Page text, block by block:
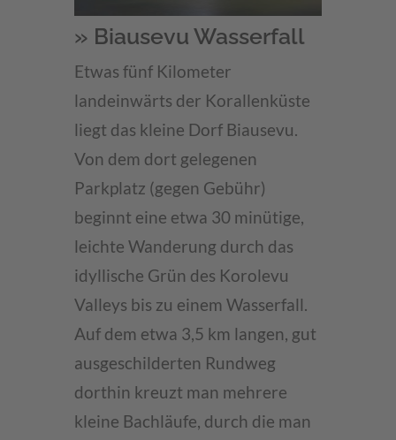
» Biausevu Wasserfall
Etwas fünf Kilometer
landeinwärts der Korallenküste
liegt das kleine Dorf Biausevu.
Von dem dort gelegenen
Parkplatz (gegen Gebühr)
beginnt eine etwa 30 minütige,
leichte Wanderung durch das
idyllische Grün des Korolevu
Valleys bis zu einem Wasserfall.
Auf dem etwa 3,5 km langen, gut
ausgeschilderten Rundweg
dorthin kreuzt man mehrere
kleine Bachläufe, durch die man